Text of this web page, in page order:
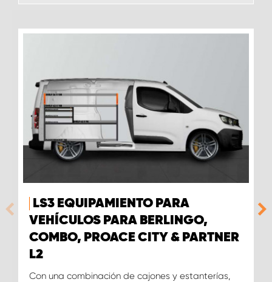
LS3 EQUIPAMIENTO PARA
VEHÍCULOS PARA BERLINGO,
COMBO, PROACE CITY & PARTNER
L2
Con una combinación de cajones y estanterías,